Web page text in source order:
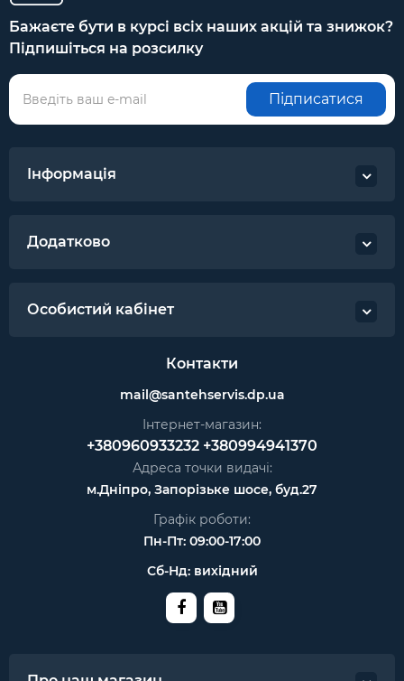
Бажаєте бути в курсі всіх наших акцій та знижок?
Підпишіться на розсилку
Підписатися
Інформація
Додатково
Особистий кабінет
Контакти
mail@santehservis.dp.ua
Інтернет-магазин:
+380960933232 +380994941370
Адреса точки видачі:
м.Дніпро, Запорізьке шосе, буд.27
Графік роботи:
Пн-Пт: 09:00-17:00
Сб-Нд: вихідний